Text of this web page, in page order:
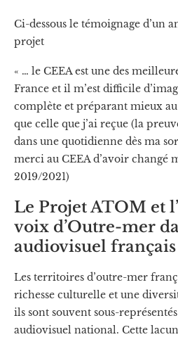
Ci-dessous le témoignage d’un
projet
« … le CEEA est une des
France et il m’est difficile
complète et préparant mieux
que celle que j’ai reçue (la
dans une quotidienne dès ma
merci au CEEA d’avoir changé
2019/2021)
Le Projet ATOM et
voix d’Outre-mer
audiovisuel français
Les territoires d’outre-mer
richesse culturelle et une
ils sont souvent sous-
audiovisuel national. Cette